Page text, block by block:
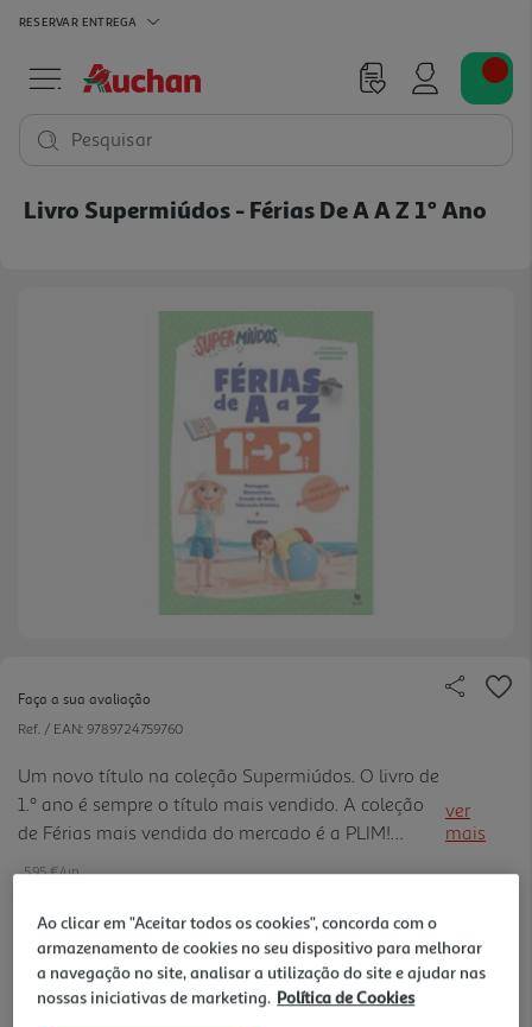
RESERVAR ENTREGA
Pesquisar
Livro Supermiúdos - Férias De A A Z 1º Ano
Faça a sua avaliação
Ref. / EAN: 9789724759760
Um novo título na coleção Supermiúdos. O livro de
1.º ano é sempre o título mais vendido. A coleção
de Férias mais vendida do mercado é a PLIM!
Férias. PVP abaixo da concorrência.
ver
mais
5.95 €/un
-30%
8,50 €PVP de editor
5,95 €
Ao clicar em "Aceitar todos os cookies", concorda com o
armazenamento de cookies no seu dispositivo para melhorar
a navegação no site, analisar a utilização do site e ajudar nas
nossas iniciativas de marketing. Política de Cookies